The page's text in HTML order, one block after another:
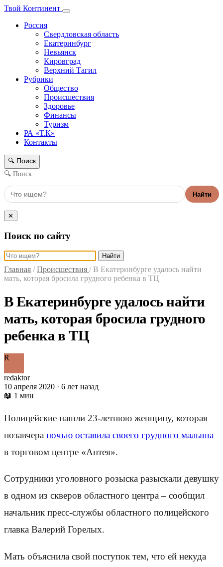
Твой Континент
Россия
Свердловская область
Екатеринбург
Невьянск
Кировград
Верхний Тагил
Рубрики
Общество
Происшествия
Здоровье
Финансы
Туризм
РА «Т.К»
Контакты
🔍 Поиск
🔍 Поиск
Найти
✕
Поиск по сайту
Найти
Главная / Происшествия / В Екатеринбурге удалось найти
мать, которая бросила грудного ребенка в ТЦ
В Екатеринбурге удалось найти
мать, которая бросила грудного
ребенка в ТЦ
R
redaktor
10 апреля 2020 · 6 лет назад
📖 1 мин
Полицейские нашли 23-летнюю женщину, которая
позавчера ночью оставила своего грудного малыша
в торговом центре «Антея».
Сотрудники уголовного розыска разыскали девушку
в одном из скверов областного центра – сообщил
начальник пресс-службы областного полицейского
главка Валерий Горелых.
Мать объяснила свой поступок тем, что ей некуда